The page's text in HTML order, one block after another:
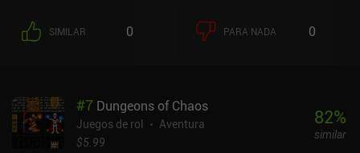
jugabilidad.Obtenemos oro, fragmentos de héroe y enemigos
capturados al ganar un nivel, estos últimos se utilizan entre
nivel, su fuerza aumenta, lo que significa que infligiremos más
daño al emparejar las fichas de ese héroe.El simpático estilo pixel
art está bien ejecutado, y las geniales animaciones y los cuidados
SIMILAR 0 PARA NADA 0
#7 Dungeons of Chaos
Juegos de rol
Aventura
$5.99
82%
similar